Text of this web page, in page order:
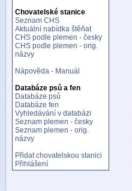
Chovatelské stanice
Seznam CHS
Aktuální nabídka štěňat
CHS podle plemen - česky
CHS podle plemen - orig.
názvy
Nápověda - Manuál
Databáze psů a fen
Databáze psů
Databáze fen
Vyhledávání v databázi
Seznam plemen - česky
Seznam plemen - orig.
názvy
Přidat chovatelskou stanici
Přihlášení